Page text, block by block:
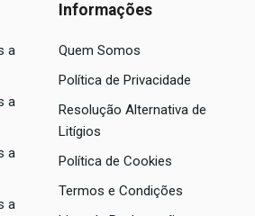
a
a
a
a
Informações
Quem Somos
Política de Privacidade
Resolução Alternativa de
Litígios
Política de Cookies
Termos e Condições